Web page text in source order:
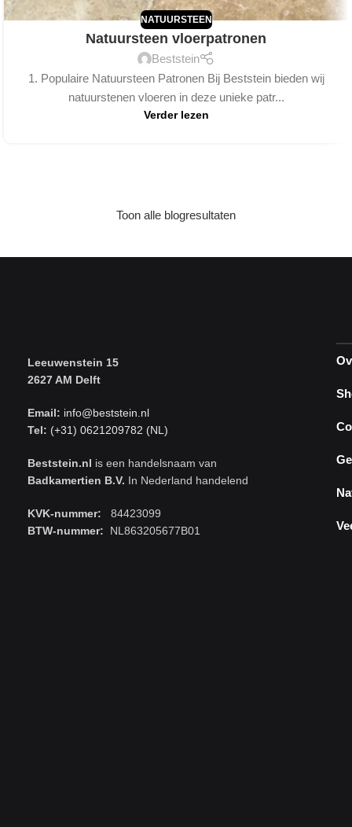
NATUURSTEEN
Natuursteen vloerpatronen
Beststein
1. Populaire Natuursteen Patronen Bij Beststein bieden wij
natuurstenen vloeren in deze unieke patr...
Verder lezen
Toon alle blogresultaten
Leeuwenstein 15
2627 AM Delft
Email: info@beststein.nl
Tel: (+31) 0621209782 (NL)
Beststein.nl is een handelsnaam van
Badkamertien B.V. In Nederland handelend
KVK-nummer: 84423099
BTW-nummer: NL863205677B01